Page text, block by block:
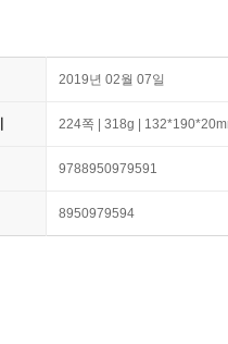
2019년 02월 07일
224쪽 | 318g |
9788950979591
8950979594